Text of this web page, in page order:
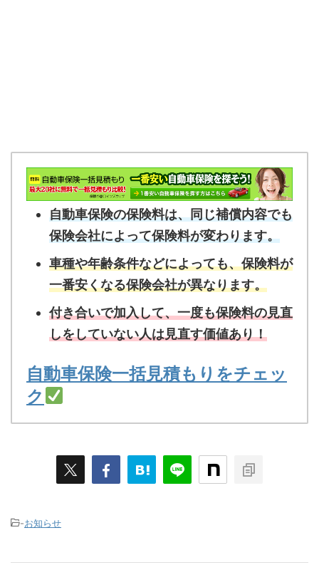
自動車保険の保険料は、同じ補償内容でも
保険会社によって保険料が変わります。
車種や年齢条件などによっても、保険料が
一番安くなる保険会社が異なります。
付き合いで加入して、一度も保険料の見直
しをしていない人は見直す価値あり！
自動車保険一括見積もりをチェッ
ク
-お知らせ